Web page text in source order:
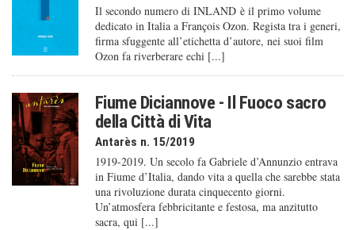
Il secondo numero di INLAND è il primo volume
dedicato in Italia a François Ozon. Regista tra i generi,
firma sfuggente all’etichetta d’autore, nei suoi film
Ozon fa riverberare echi [...]
Fiume Diciannove - Il Fuoco sacro
della Città di Vita
Antarès n. 15/2019
1919-2019. Un secolo fa Gabriele d’Annunzio entrava
in Fiume d’Italia, dando vita a quella che sarebbe stata
una rivoluzione durata cinquecento giorni.
Un’atmosfera febbricitante e festosa, ma anzitutto
sacra, qui [...]